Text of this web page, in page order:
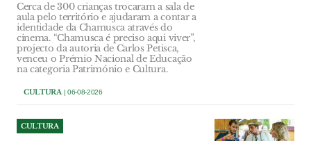
Cerca de 300 crianças trocaram a sala de
aula pelo território e ajudaram a contar a
identidade da Chamusca através do
cinema. “Chamusca é preciso aqui viver”,
projecto da autoria de Carlos Petisca,
venceu o Prémio Nacional de Educação
na categoria Património e Cultura.
CULTURA| 06-08-2026
CULTURA